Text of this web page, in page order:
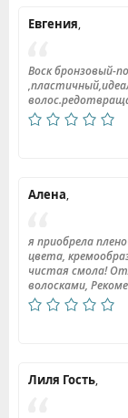
Евгения,
Воск бронзовый-
Алена,
я приобрела
цвета,
чистая смола!
волосками,
Лиля Гость,